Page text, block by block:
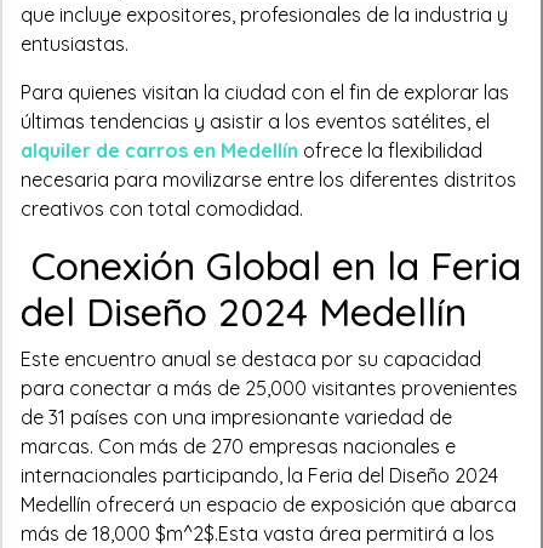
que incluye expositores, profesionales de la industria y
entusiastas.
Para quienes visitan la ciudad con el fin de explorar las
últimas tendencias y asistir a los eventos satélites, el
alquiler de carros en Medellín ofrece la flexibilidad
necesaria para movilizarse entre los diferentes distritos
creativos con total comodidad.
Conexión Global en la Feria
del Diseño 2024 Medellín
Este encuentro anual se destaca por su capacidad
para conectar a más de 25,000 visitantes provenientes
de 31 países con una impresionante variedad de
marcas. Con más de 270 empresas nacionales e
internacionales participando, la Feria del Diseño 2024
Medellín ofrecerá un espacio de exposición que abarca
más de 18,000 $m^2$.Esta vasta área permitirá a los